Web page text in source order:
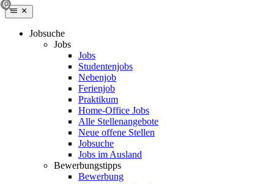
Jobsuche
Jobs
Jobs
Studentenjobs
Nebenjob
Ferienjob
Praktikum
Home-Office Jobs
Alle Stellenangebote
Neue offene Stellen
Jobsuche
Jobs im Ausland
Bewerbungstipps
Bewerbung